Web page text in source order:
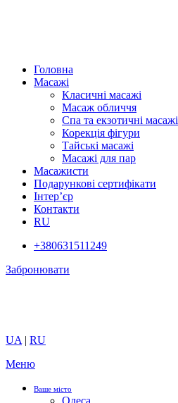
Головна
Масажі
Класичні масажі
Масаж обличчя
Спа та екзотичні масажі
Корекція фігури
Тайські масажі
Масажі для пар
Масажисти
Подарункові сертифікати
Інтер’єр
Контакти
RU
+380631511249
Забронювати
UA | RU
Меню
Ваше місто
Одеса